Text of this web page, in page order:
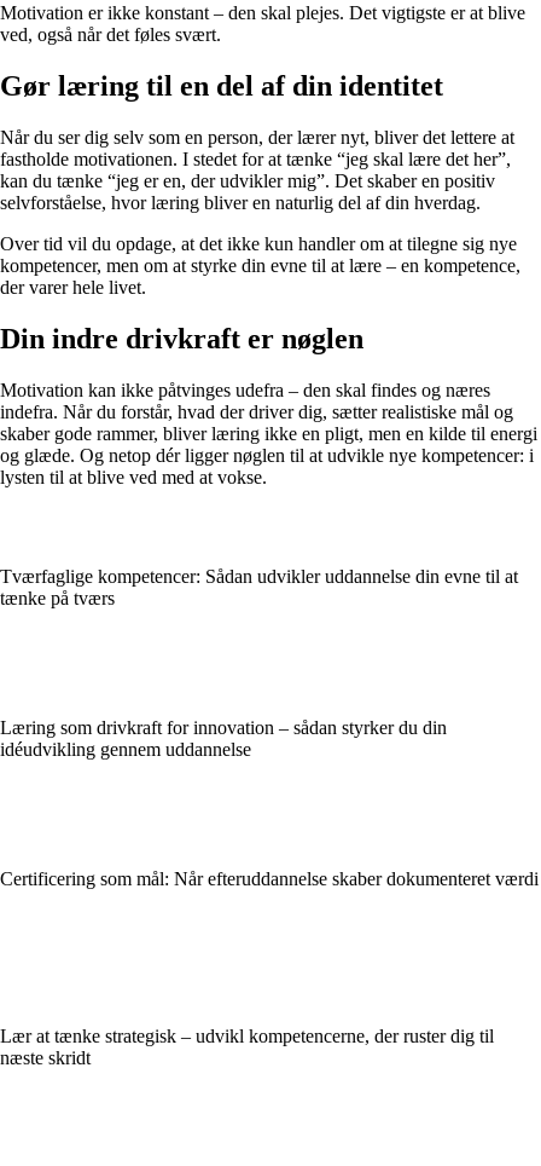
Motivation er ikke konstant – den skal plejes. Det vigtigste er at blive
ved, også når det føles svært.
Gør læring til en del af din identitet
Når du ser dig selv som en person, der lærer nyt, bliver det lettere at
fastholde motivationen. I stedet for at tænke “jeg skal lære det her”,
kan du tænke “jeg er en, der udvikler mig”. Det skaber en positiv
selvforståelse, hvor læring bliver en naturlig del af din hverdag.
Over tid vil du opdage, at det ikke kun handler om at tilegne sig nye
kompetencer, men om at styrke din evne til at lære – en kompetence,
der varer hele livet.
Din indre drivkraft er nøglen
Motivation kan ikke påtvinges udefra – den skal findes og næres
indefra. Når du forstår, hvad der driver dig, sætter realistiske mål og
skaber gode rammer, bliver læring ikke en pligt, men en kilde til energi
og glæde. Og netop dér ligger nøglen til at udvikle nye kompetencer: i
lysten til at blive ved med at vokse.
Tværfaglige kompetencer: Sådan udvikler uddannelse din evne til at
tænke på tværs
Læring som drivkraft for innovation – sådan styrker du din
idéudvikling gennem uddannelse
Certificering som mål: Når efteruddannelse skaber dokumenteret værdi
Lær at tænke strategisk – udvikl kompetencerne, der ruster dig til
næste skridt